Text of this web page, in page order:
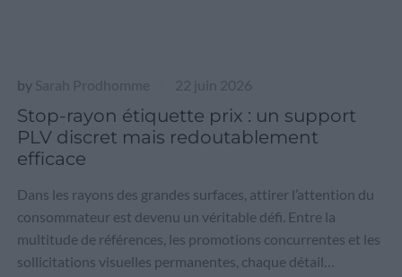
by Sarah Prodhomme 22 juin 2026
Stop-rayon étiquette prix : un support
PLV discret mais redoutablement
efficace
Dans les rayons des grandes surfaces, attirer l’attention du
consommateur est devenu un véritable défi. Entre la
multitude de références, les promotions concurrentes et les
sollicitations visuelles permanentes, chaque détail…